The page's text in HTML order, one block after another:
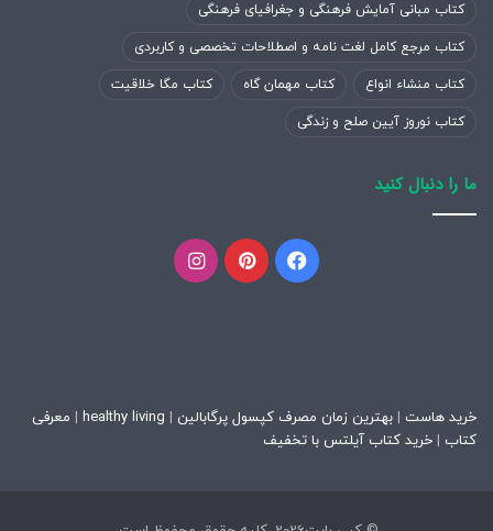
کتاب مبانی آمایش فرهنگی و جغرافیای فرهنگی
کتاب مرجع کامل لغت نامه و اصطلاحات تخصصی و کاربردی
کتاب منشاء انواع کتاب مهمان گاه کتاب مگا خلاقیت
کتاب نوروز آیین صلح و زندگی
ما را دنبال کنید
فیسبوکپینتریستاینستاگرام
خرید هاست | بهترین زمان مصرف کپسول پرگابالین |
healthy living
| معرفی
کتاب | خرید کتاب آیلتس با تخفیف